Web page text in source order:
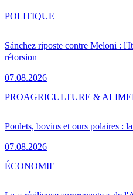
Sánchez riposte contre Meloni :
rétorsion
07.08.2026
POLITIQUE
Poulets, bovins et ours polaires :
07.08.2026
PROAGRICULTURE &
ÉCONOMIE